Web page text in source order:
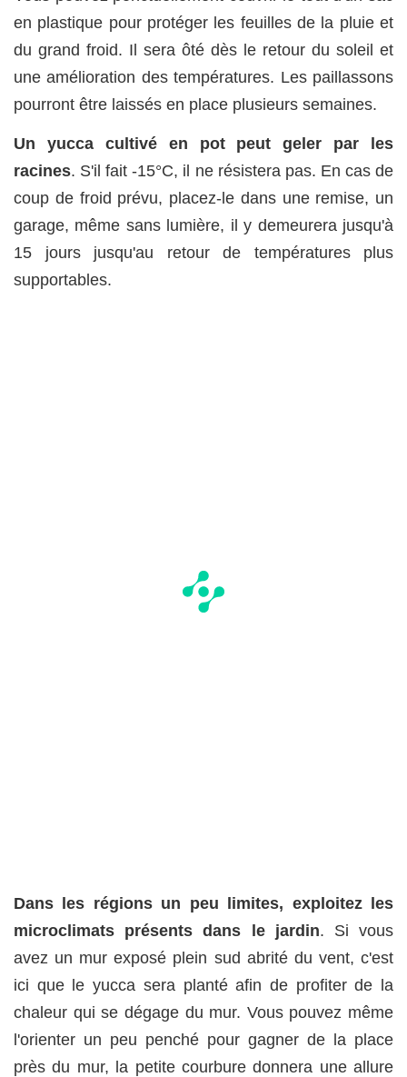
en plastique pour protéger les feuilles de la pluie et
du grand froid. Il sera ôté dès le retour du soleil et
une amélioration des températures. Les paillassons
pourront être laissés en place plusieurs semaines.
Un yucca cultivé en pot peut geler par les
racines. S'il fait -15°C, il ne résistera pas. En cas de
coup de froid prévu, placez-le dans une remise, un
garage, même sans lumière, il y demeurera jusqu'à
15 jours jusqu'au retour de températures plus
supportables.
Dans les régions un peu limites, exploitez les
microclimats présents dans le jardin. Si vous
avez un mur exposé plein sud abrité du vent, c'est
ici que le yucca sera planté afin de profiter de la
chaleur qui se dégage du mur. Vous pouvez même
l'orienter un peu penché pour gagner de la place
près du mur, la petite courbure donnera une allure